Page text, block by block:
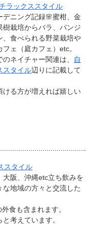
ラックススタイル
ニング記録🌸蜜柑、金
栽培からバラ、パンジ
食べられる野菜栽培や
ェ（庭カフェ）etc。
ネイチャー関連は、
自
スタイル辺りに記載して
ける方が増えれば嬉しい
スタイル
阪、沖縄etc立ち飲みを
地域の方々と交流した
食も含まれます。
考えています。